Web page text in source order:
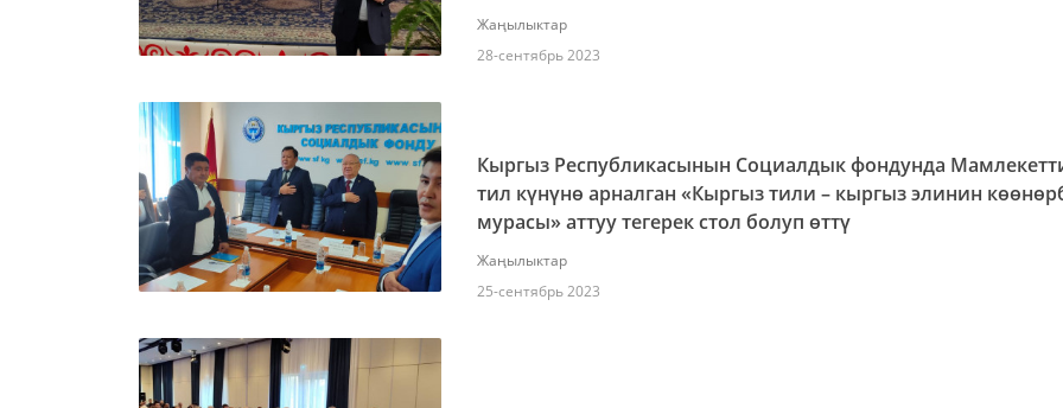
Жаңылыктар
28-сентябрь 2023
Кыргыз Республикасынын Социалдык фондунда
тил күнүнө арналган «Кыргыз тили – кыргыз элинин
мурасы» аттуу тегерек стол болуп өттү
Жаңылыктар
25-сентябрь 2023